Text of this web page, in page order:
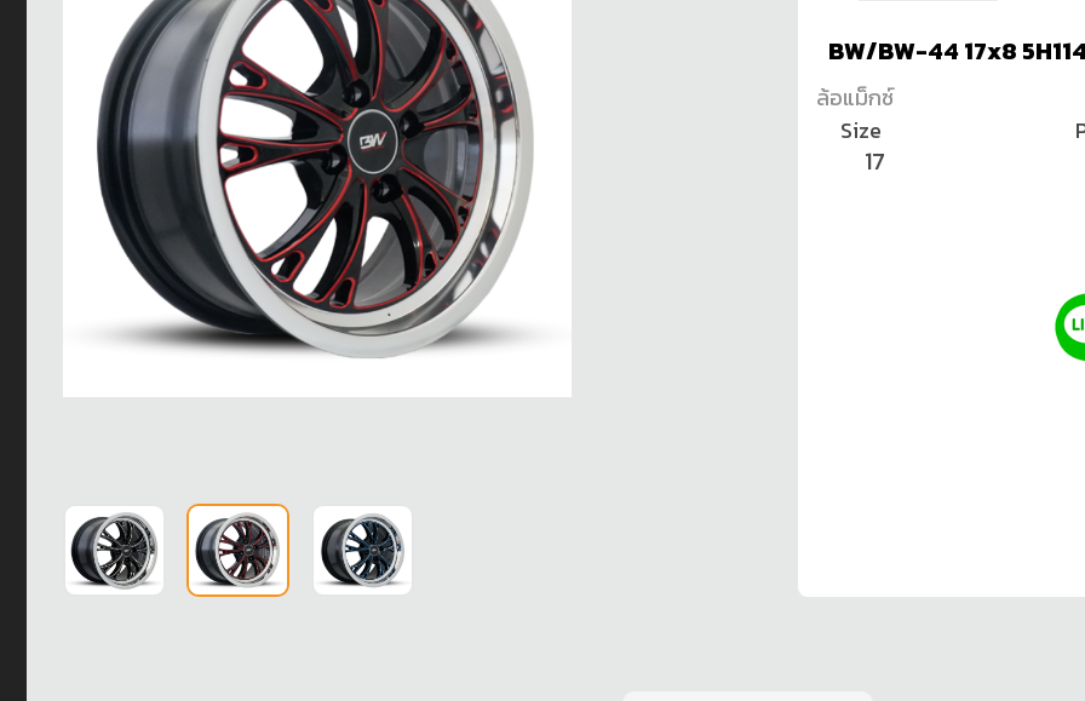
BW/BW-44 17x8
ล้อแม็กซ์
Size
17